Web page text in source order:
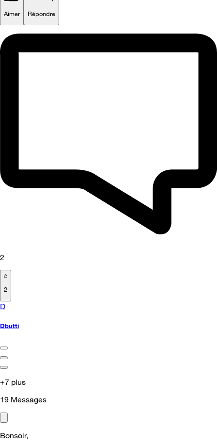
Aimer Répondre
2
2
D
Dbutti
+7 plus
19 Messages
Bonsoir,